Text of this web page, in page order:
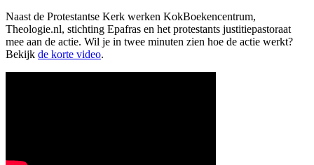
Naast de Protestantse Kerk werken KokBoekencentrum,
Theologie.nl, stichting Epafras en het protestants justitiepastoraat
mee aan de actie. Wil je in twee minuten zien hoe de actie werkt?
Bekijk de korte video.